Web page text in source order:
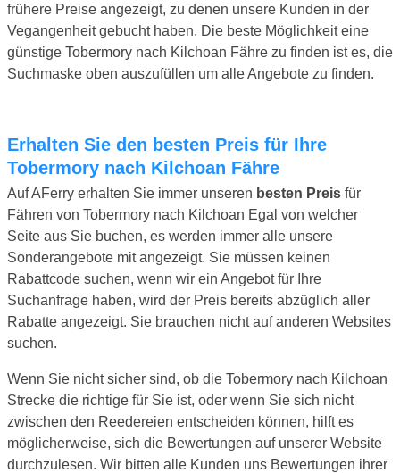
frühere Preise angezeigt, zu denen unsere Kunden in der
Vegangenheit gebucht haben. Die beste Möglichkeit eine
günstige Tobermory nach Kilchoan Fähre zu finden ist es, die
Suchmaske oben auszufüllen um alle Angebote zu finden.
Erhalten Sie den besten Preis für Ihre
Tobermory nach Kilchoan Fähre
Auf AFerry erhalten Sie immer unseren besten Preis für
Fähren von Tobermory nach Kilchoan Egal von welcher
Seite aus Sie buchen, es werden immer alle unsere
Sonderangebote mit angezeigt. Sie müssen keinen
Rabattcode suchen, wenn wir ein Angebot für Ihre
Suchanfrage haben, wird der Preis bereits abzüglich aller
Rabatte angezeigt. Sie brauchen nicht auf anderen Websites
suchen.
Wenn Sie nicht sicher sind, ob die Tobermory nach Kilchoan
Strecke die richtige für Sie ist, oder wenn Sie sich nicht
zwischen den Reedereien entscheiden können, hilft es
möglicherweise, sich die Bewertungen auf unserer Website
durchzulesen. Wir bitten alle Kunden uns Bewertungen ihrer